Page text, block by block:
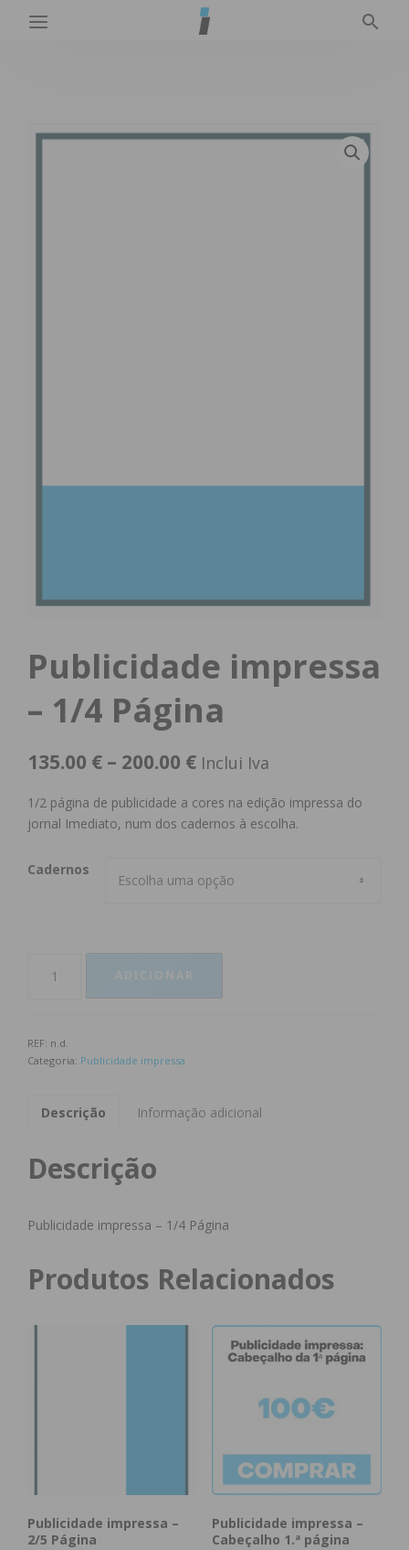
Publicidade impressa
– 1/4 Página
135.00 € – 200.00 € Inclui Iva
1/2 página de publicidade a cores na edição impressa do
jornal Imediato, num dos cadernos à escolha.
Cadernos
REF: n.d.
Categoria: Publicidade impressa
Descrição Informação adicional
Descrição
Publicidade impressa – 1/4 Página
Produtos Relacionados
Publicidade impressa –
2/5 Página
Publicidade impressa –
Cabeçalho 1.ª página